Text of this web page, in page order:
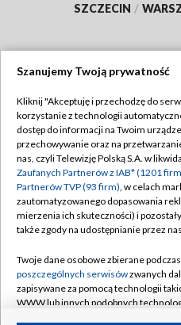
SZCZECIN /
Abonament TVP
Emisja w TVP
Centrum informacji TVP
Naziemna Telewizja
Rada Programowa
System NOS
Polityka
Moje
Szanujemy Twoją prywatność
Kliknij "Akceptuję i przechodzę do
korzystanie z technologii
dostęp do informacji na Twoim
przechowywanie oraz na
nas, czyli Telewizję Polską S.A. w
Zaufanych Partnerów z IAB* (1201
Partnerów TVP (93 firm), w celach
zautomatyzowanego dopasowania
mierzenia ich skuteczności) i
także zgody na udostępnianie przez
Twoje dane osobowe zbierane
poszczególnych serwisówzwanych
zapisywane za pomocą technologii
WWW lub innych podobnych